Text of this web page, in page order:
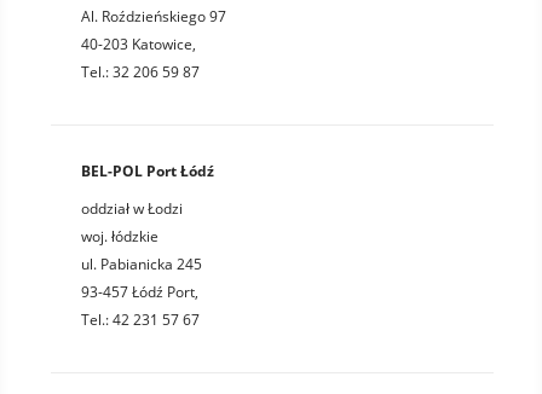
Al. Roździeńskiego 97
40-203 Katowice,
Tel.: 32 206 59 87
BEL-POL Port Łódź
oddział w Łodzi
woj. łódzkie
ul. Pabianicka 245
93-457 Łódź Port,
Tel.: 42 231 57 67